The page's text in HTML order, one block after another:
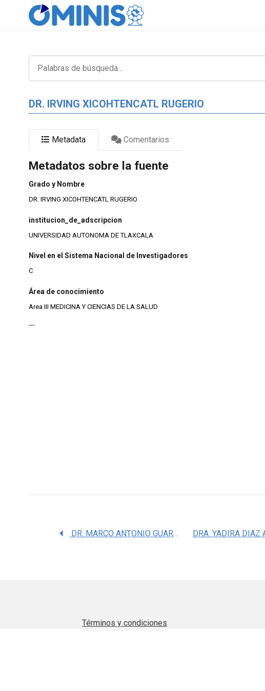
DR. IRVING XICOHTENCATL RUGERIO
Metadata Comentarios
Metadatos sobre la fuente
Grado y Nombre
DR. IRVING XICOHTENCATL RUGERIO
institucion_de_adscripcion
UNIVERSIDAD AUTONOMA DE TLAXCALA
Nivel en el Sistema Nacional de Investigadores
C
Área de conocimiento
Area III MEDICINA Y CIENCIAS DE LA SALUD
---
DR. MARCO ANTONIO GUARNEROS RONIGER DRA. YADIRA DIAZ
Términos y condiciones